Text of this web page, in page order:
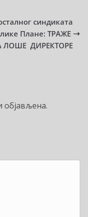
синдиката
Плане: ТРАЖЕ
ЛОШЕ ДИРЕКТОРЕ
објављена.